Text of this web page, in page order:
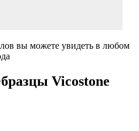
вы можете увидеть в любом
Vicostone